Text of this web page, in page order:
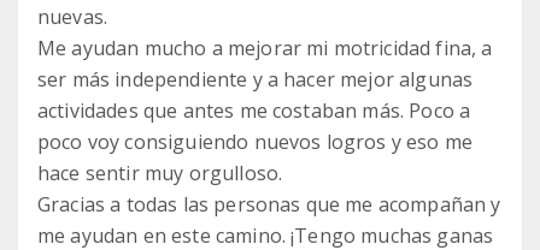
nuevas.
Me ayudan mucho a mejorar mi motricidad fina, a
ser más independiente y a hacer mejor algunas
actividades que antes me costaban más. Poco a
poco voy consiguiendo nuevos logros y eso me
hace sentir muy orgulloso.
Gracias a todas las personas que me acompañan y
me ayudan en este camino. ¡Tengo muchas ganas